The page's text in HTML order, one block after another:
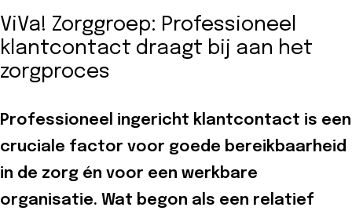
ViVa! Zorggroep: Professioneel
klantcontact draagt bij aan het
zorgproces
Professioneel ingericht klantcontact is een
cruciale factor voor goede bereikbaarheid
in de zorg én voor een werkbare
organisatie. Wat begon als een relatief